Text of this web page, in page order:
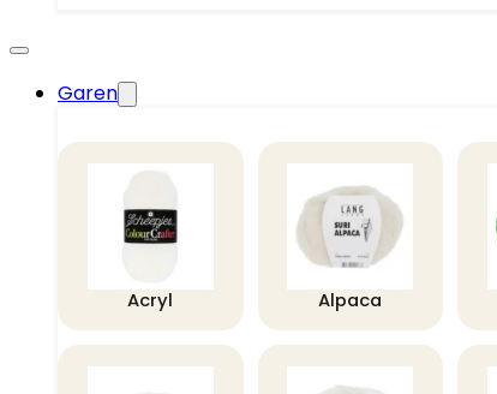
Garen
Acryl Alpaca